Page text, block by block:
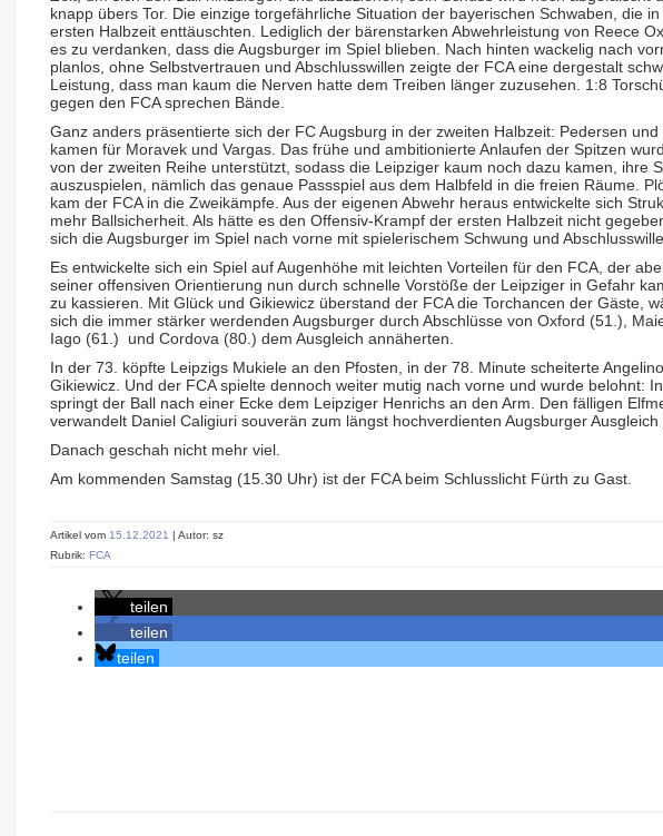
knapp übers Tor. Die einzige torgefährliche Situation der bayerischen Schwaben, die
ersten Halbzeit enttäuschten. Lediglich der bärenstarken Abwehrleistung von Reece
es zu verdanken, dass die Augsburger im Spiel blieben. Nach hinten wackelig nach
planlos, ohne Selbstvertrauen und Abschlusswillen zeigte der FCA eine dergestalt
Leistung, dass man kaum die Nerven hatte dem Treiben länger zuzusehen. 1:8
gegen den FCA sprechen Bände.
Ganz anders präsentierte sich der FC Augsburg in der zweiten Halbzeit: Pedersen und
kamen für Moravek und Vargas. Das frühe und ambitionierte Anlaufen der Spitzen
von der zweiten Reihe unterstützt, sodass die Leipziger kaum noch dazu kamen, ihre
auszuspielen, nämlich das genaue Passspiel aus dem Halbfeld in die freien Räume.
kam der FCA in die Zweikämpfe. Aus der eigenen Abwehr heraus entwickelte sich
mehr Ballsicherheit. Als hätte es den Offensiv-Krampf der ersten Halbzeit nicht
sich die Augsburger im Spiel nach vorne mit spielerischem Schwung und
Es entwickelte sich ein Spiel auf Augenhöhe mit leichten Vorteilen für den FCA, der
seiner offensiven Orientierung nun durch schnelle Vorstöße der Leipziger in Gefahr
zu kassieren. Mit Glück und Gikiewicz überstand der FCA die Torchancen der Gäste,
sich die immer stärker werdenden Augsburger durch Abschlüsse von Oxford (51.),
Iago (61.) und Cordova (80.) dem Ausgleich annäherten.
In der 73. köpfte Leipzigs Mukiele an den Pfosten, in der 78. Minute scheiterte
Gikiewicz. Und der FCA spielte dennoch weiter mutig nach vorne und wurde belohnt:
springt der Ball nach einer Ecke dem Leipziger Henrichs an den Arm. Den fälligen
verwandelt Daniel Caligiuri souverän zum längst hochverdienten Augsburger Ausgleich
Danach geschah nicht mehr viel.
Am kommenden Samstag (15.30 Uhr) ist der FCA beim Schlusslicht Fürth zu Gast.
Artikel vom 15.12.2021 | Autor: sz
Rubrik: FCA
teilen
teilen
teilen